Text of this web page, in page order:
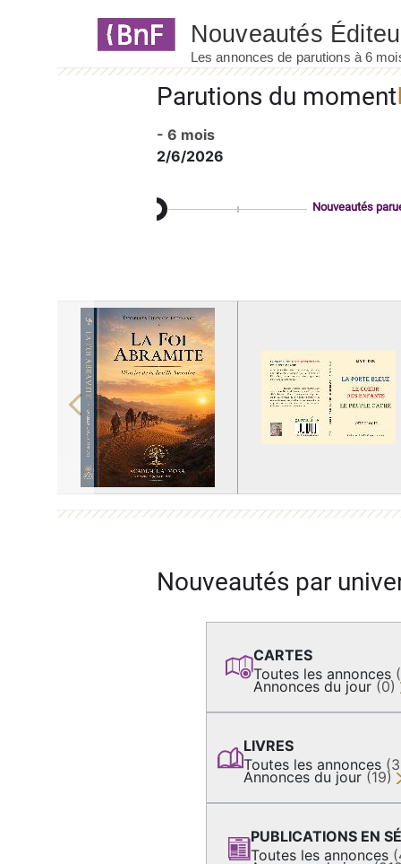
Parutions du moment
- 6 mois
2/6/2026
Nouveautés
Previous
Nouveautés par
CARTES
Toutes les annonces
Annonces du jour (0)
LIVRES
Toutes les annonces
Annonces du jour (19)
PUBLICATIONS EN
Toutes les annonces